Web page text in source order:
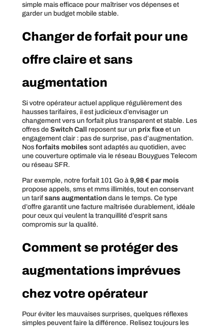
simple mais efficace pour maîtriser vos dépenses et
garder un budget mobile stable.
Changer de forfait pour une
offre claire et sans
augmentation
Si votre opérateur actuel applique régulièrement des
hausses tarifaires, il est judicieux d’envisager un
changement vers un forfait plus transparent et stable. Les
offres de Switch Call reposent sur un prix fixeet un
engagement clair : pas de surprise, pas d’augmentation.
Nos forfaits mobilessont adaptés au quotidien, avec
une couverture optimale via le réseau Bouygues Telecom
ou réseau SFR.
Par exemple, notre forfait 101 Go à 9,98 € par mois
propose appels, sms et mms illimités, tout en conservant
un tarif sans augmentationdans le temps. Ce type
d’offre garantit une facture maîtrisée durablement, idéale
pour ceux qui veulent la tranquillité d’esprit sans
compromis sur la qualité.
Comment se protéger des
augmentations imprévues
chez votre opérateur
Pour éviter les mauvaises surprises, quelques réflexes
simples peuvent faire la différence. Relisez toujours les